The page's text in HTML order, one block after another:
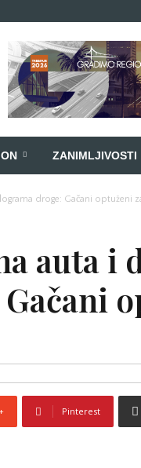
ZANIMLJIVOSTI
droge: Gačani optuženi
auta i
Pinterest